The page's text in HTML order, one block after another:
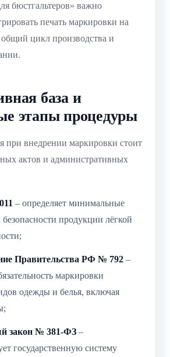
бюстгальтеров» важно
печать маркировки на
общий цикл производства и
база и
этапы процедуры
при внедрении маркировки стоит
актов и административных
– определяет минимальные
безопасности продукции лёгкой
Правительства РФ № 792 –
маркировки
одежды и белья, включая
закон № 381-ФЗ –
государственную систему